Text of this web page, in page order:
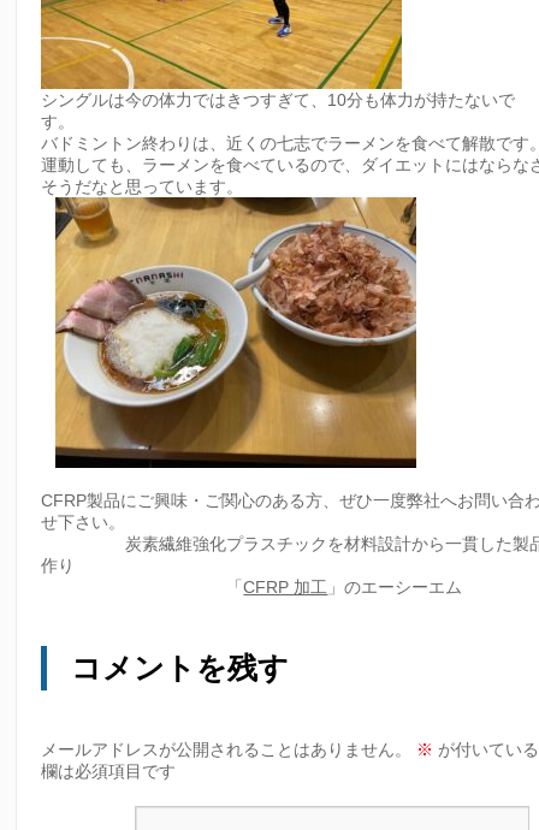
シングルは今の体力ではきつすぎて、10分も体力が持たないで
す。
バドミントン終わりは、近くの七志でラーメンを食べて解散です
運動しても、ラーメンを食べているので、ダイエットにはならな
そうだなと思っています。
CFRP製品にご興味・ご関心のある方、ぜひ一度弊社へお問い合
せ下さい。
炭素繊維強化プラスチックを材料設計から一貫した製
作り
「CFRP 加工 」のエーシーエム
コメントを残す
メールアドレスが公開されることはありません。 ※ が付いている
欄は必須項目です